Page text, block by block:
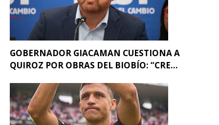
GOBERNADOR GIACAMAN CUESTIONA A
QUIROZ POR OBRAS DEL BIOBÍO: “CRE...